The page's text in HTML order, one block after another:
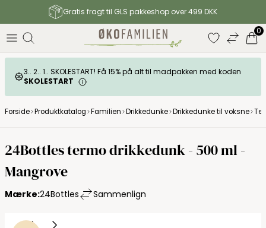
Gratis fragt til GLS pakkeshop over 499 DKK
0
3.. 2.. 1.. SKOLESTART! Få 15% på alt til madpakken med koden
SKOLESTART
Forside Produktkatalog Familien Drikkedunke Drikkedunke til voksne
24Bottles termo drikkedunk - 500 ml -
Mangrove
Mærke:24Bottles Sammenlign